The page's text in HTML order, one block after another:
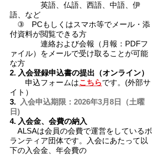
英語、仏語、西語、中語、伊
語、など
③ PCもしくはスマホ等でメール・添
付資料が閲覧できる方
連絡および会報（月報：PDFフ
ァイル）をメールで受け取ることが可能
な方
2. 入会登録申込書の提出（オンライン）
​ 申込フォームはこちらです。(外部サ
イト）
3.
入会申込期限：2026年3月8日（土曜
日)
4. 入会金、会費の納入
ALSAは会員の会費で運営をしているボ
ランティア団体です。入会にあたって以
下の入会金、年会費の